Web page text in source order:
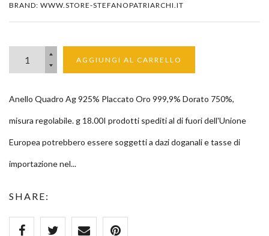
BRAND: WWW.STORE-STEFANOPATRIARCHI.IT
AGGIUNGI AL CARRELLO
Anello Quadro Ag 925% Placcato Oro 999,9% Dorato 750%,
misura regolabile. g 18.00I prodotti spediti al di fuori dell'Unione
Europea potrebbero essere soggetti a dazi doganali e tasse di
importazione nel...
SHARE: